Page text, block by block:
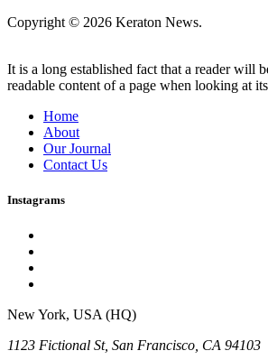
Copyright © 2026 Keraton News.
It is a long established fact that a reader will
readable content of a page when looking at
Home
About
Our Journal
Contact Us
Instagrams
New York, USA (HQ)
1123 Fictional St, San Francisco, CA 94103